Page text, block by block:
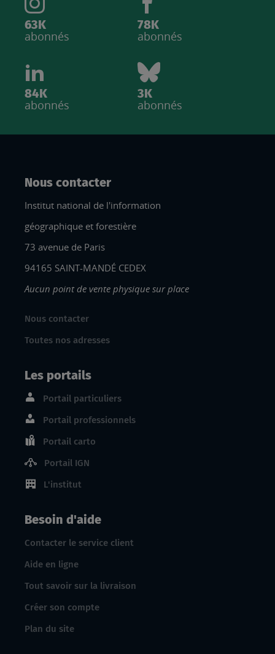
63K
abonnés
78K
abonnés
84K
abonnés
3K
abonnés
Nous contacter
Institut national de l'information
géographique et forestière
73 avenue de Paris
94165 SAINT-MANDÉ CEDEX
Aucun point de vente physique sur place
Nous contacter
Toutes nos adresses
Les portails
Portail particuliers
Portail professionnels
Portail carto
Portail IGN
L'institut
Besoin d'aide
Contacter le service client
Aide en ligne
Tout savoir sur la livraison
Créer son compte
Plan du site